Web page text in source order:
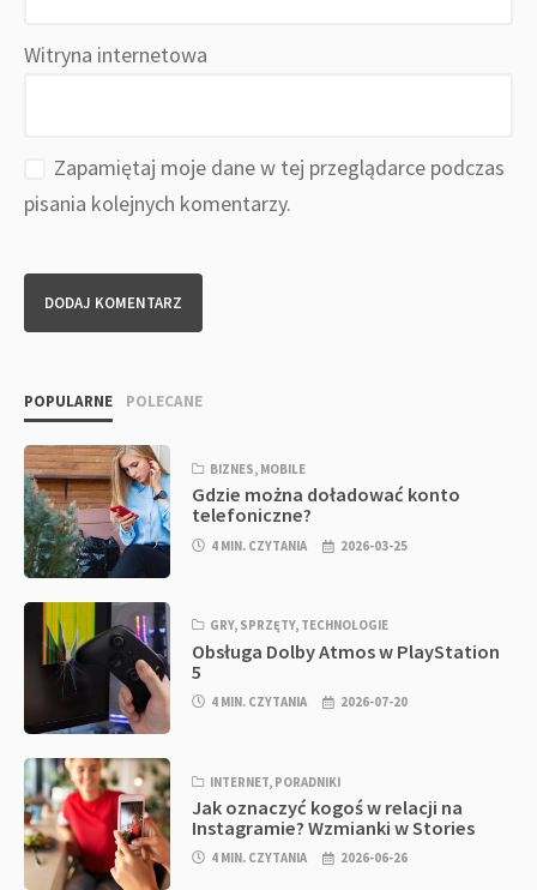
Witryna internetowa
Zapamiętaj moje dane w tej przeglądarce podczas
pisania kolejnych komentarzy.
POPULARNE POLECANE
BIZNES, MOBILE
Gdzie można doładować konto
telefoniczne?
4 MIN. CZYTANIA 2026-03-25
GRY, SPRZĘTY, TECHNOLOGIE
Obsługa Dolby Atmos w PlayStation
5
4 MIN. CZYTANIA 2026-07-20
INTERNET, PORADNIKI
Jak oznaczyć kogoś w relacji na
Instagramie? Wzmianki w Stories
4 MIN. CZYTANIA 2026-06-26